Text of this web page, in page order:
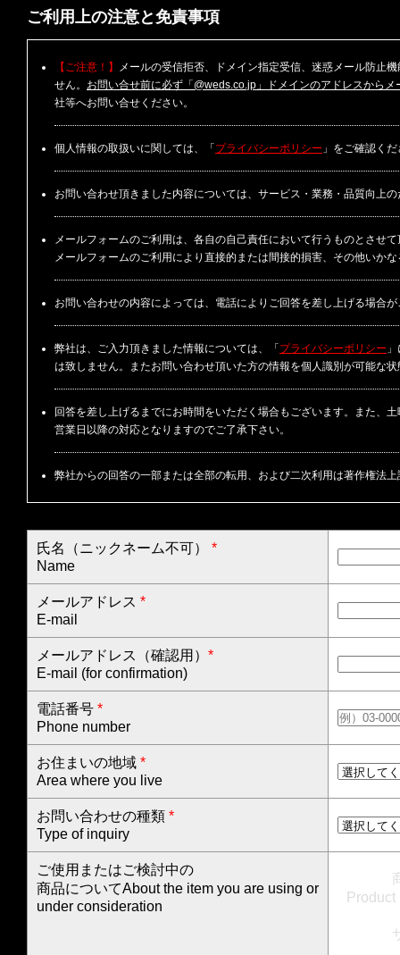
ご利用上の注意と免責事項
【ご注意！】
メールの受信拒否、ドメイン指定受信、迷惑メール防止
せん。 お問い合せ前に必ず「@weds.co.jp」ドメインのアドレスから
社等へお問い合せください。
個人情報の取扱いに関しては、「 プライバシーポリシー 」をご確認く
お問い合わせ頂きました内容については、サービス・業務・品質向上
メールフォームのご利用は、各自の自己責任において行うものとさせ
メールフォームのご利用により直接的または間接的損害、その他いか
お問い合わせの内容によっては、電話によりご回答を差し上げる場合
弊社は、ご入力頂きました情報については、「 プライバシーポリシー
は致しません。またお問い合わせ頂いた方の情報を個人識別が可能な
回答を差し上げるまでにお時間をいただく場合もございます。また、
営業日以降の対応となりますのでご了承下さい。
弊社からの回答の一部または全部の転用、および二次利用は著作権法
氏名（ニックネーム不可） *
Name
メールアドレス *
E-mail
メールアドレス（確認用） *
E-mail (for confirmation)
電話番号 *
Phone number
お住まいの地域 *
Area where you live
お問い合わせの種類 *
Type of inquiry
ご使用またはご検討中の
商品についてAbout the item you are using or
under consideration